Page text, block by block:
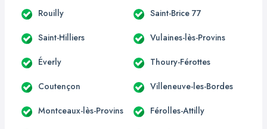
Rouilly Saint-Brice 77
Saint-Hilliers Vulaines-lès-Provins
Éverly Thoury-Férottes
Coutençon Villeneuve-les-Bordes
Montceaux-lès-Provins Férolles-Attilly